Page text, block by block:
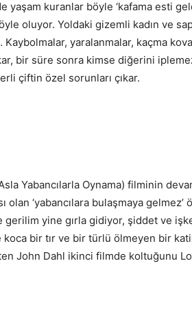
yaşam kuranlar böyle ‘kafama esti
oluyor. Yoldaki gizemli kadın ve
Kaybolmalar, yaralanmalar, kaçma
bir süre sonra kimse diğerini
çiftin özel sorunları çıkar.
Yabancılarla Oynama) filminin
olan ‘yabancılara bulaşmaya
yine gırla gidiyor, şiddet ve
bir tır ve bir türlü ölmeyen bir
John Dahl ikinci filmde koltuğunu